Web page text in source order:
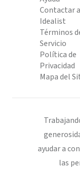
Contactar a
Idealist
Términos
Servicio
Política de
Privacidad
Mapa del
ayudar a
las